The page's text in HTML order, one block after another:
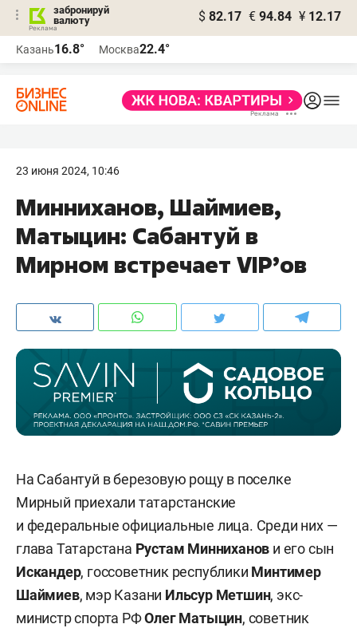
забронируй
валюту
$ 82.17 € 94.84 ¥ 12.17
Казань16.8° Москва22.4°
23 июня 2024, 10:46
Минниханов, Шаймиев,
Матыцин: Сабантуй в
Мирном встречает VIP’ов
На Сабантуй в березовую рощу в поселке
Мирный приехали татарстанские
и федеральные официальные лица. Среди них —
глава Татарстана Рустам Минниханов и его сын
Искандер, госсоветник республики Минтимер
Шаймиев, мэр Казани Ильсур Метшин, экс-
министр спорта РФОлег Матыцин, советник